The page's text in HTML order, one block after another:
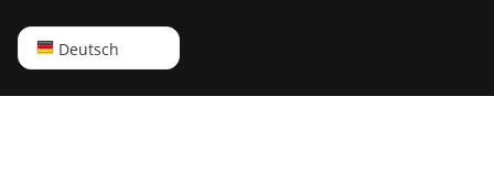
Deutsch
English